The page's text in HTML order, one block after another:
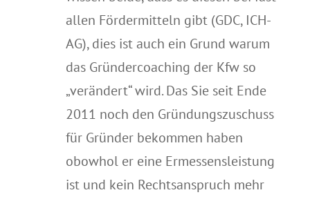
allen Fördermitteln gibt (GDC, ICH-
AG), dies ist auch ein Grund warum
das Gründercoaching der Kfw so
„verändert“ wird. Das Sie seit Ende
2011 noch den Gründungszuschuss
für Gründer bekommen haben
obowhol er eine Ermessensleistung
ist und kein Rechtsanspruch mehr